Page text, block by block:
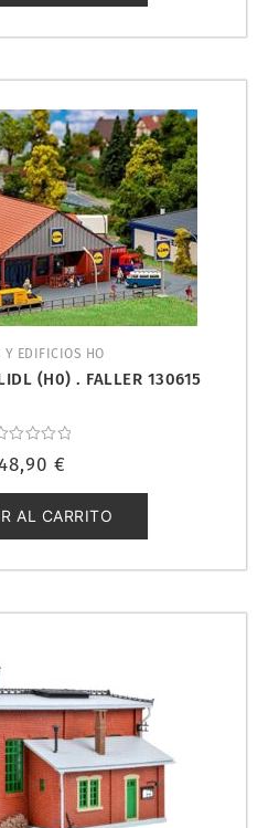
Y EDIFICIOS HO
(H0) . FALLER 130615
€
AL CARRITO